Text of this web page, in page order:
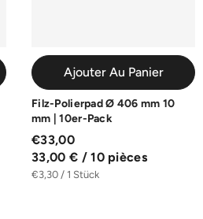
Ajouter Au Panier
Filz-Polierpad Ø 406 mm 10
mm | 10er-Pack
€33,00
33,00 € / 10 pièces
€3,30 / 1 Stück